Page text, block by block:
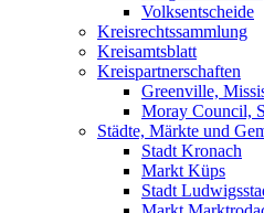
Volksentscheide
Kreisrechtssammlung
Kreisamtsblatt
Kreispartnerschaften
Greenville,
Moray Council,
Städte, Märkte und
Stadt Kronach
Markt Küps
Stadt